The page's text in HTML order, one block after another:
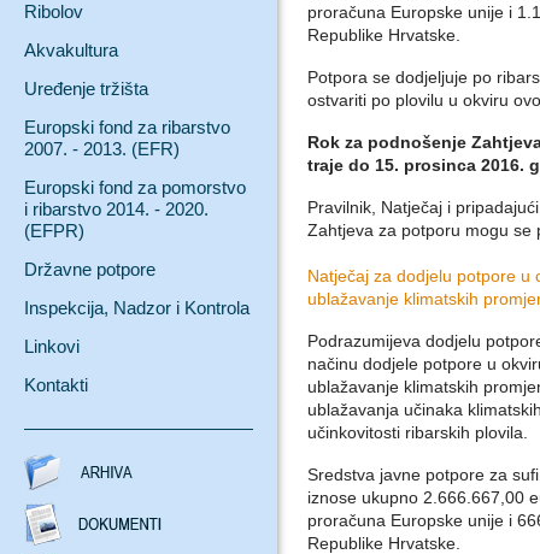
Ribolov
Akvakultura
Uređenje tržišta
Europski fond za ribarstvo
2007. - 2013. (EFR)
Europski fond za pomorstvo
i ribarstvo 2014. - 2020.
(EFPR)
Državne potpore
Inspekcija, Nadzor i Kontrola
Linkovi
Kontakti
proračuna Europske unije i
Republike Hrvatske.
Potpora se dodjeljuje po
ostvariti po plovilu u okviru
Rok za podnošenje
traje do 15. prosinca 2016.
Pravilnik, Natječaj i
Zahtjeva za potporu mogu se
Natječaj za dodjelu potpore u
ublažavanje klimatskih
Podrazumijeva dodjelu
načinu dodjele potpore u
ublažavanje klimatskih
ublažavanja učinaka
učinkovitosti ribarskih plovila.
Sredstva javne potpore za
iznose ukupno 2.666.667,00
proračuna Europske unije i
Republike Hrvatske.